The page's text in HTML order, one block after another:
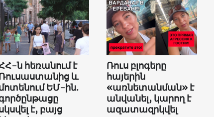
ն հեռանում է
և
ԵՄ-ին.
է, բայց
Ռուս բլոգերը
հայերին
«առնետանման» է
անվանել, կարող է
ազատազրկվել